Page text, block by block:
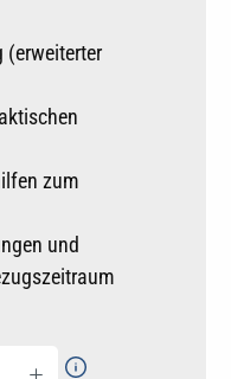
(erweiterter
zum
und